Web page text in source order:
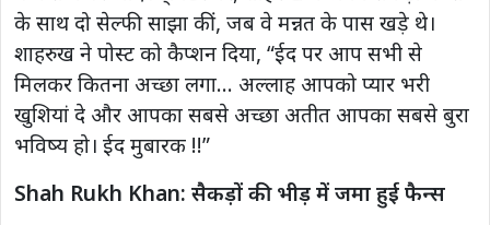
के साथ दो सेल्फी साझा कीं, जब वे मन्नत के पास खड़े थे।
शाहरुख ने पोस्ट को कैप्शन दिया, “ईद पर आप सभी से
मिलकर कितना अच्छा लगा… अल्लाह आपको प्यार भरी
खुशियां दे और आपका सबसे अच्छा अतीत आपका सबसे बुरा
भविष्य हो। ईद मुबारक !!”
Shah Rukh Khan: सैकड़ों की भीड़ में जमा हुई फैन्स